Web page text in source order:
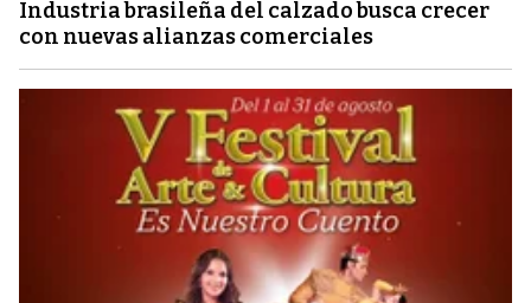
Industria brasileña del calzado busca crecer
con nuevas alianzas comerciales